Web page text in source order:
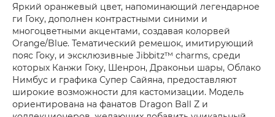
Яркий оранжевый цвет, напоминающий легендарное
ги Гоку, дополнен контрастными синими и
многоцветными акцентами, создавая колорвей
Orange/Blue. Тематический ремешок, имитирующий
пояс Гоку, и эксклюзивные Jibbitz™ charms, среди
которых Канжи Гоку, Шенрон, Драконьи шары, Облако
Нимбус и графика Супер Сайяна, предоставляют
широкие возможности для кастомизации. Модель
ориентирована на фанатов Dragon Ball Z и